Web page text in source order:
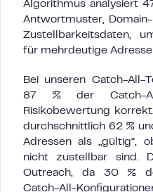
Algorithmus analysiert
Antwortmuster,
Zustellbarkeitsdaten,
für mehrdeutige
Bei unseren Catch-All-
87 % der Catch-
Risikobewertung
durchschnittlich 62 %
Adressen als „gültig“,
nicht zustellbar sind.
Outreach, da 30 %
Catch-All-